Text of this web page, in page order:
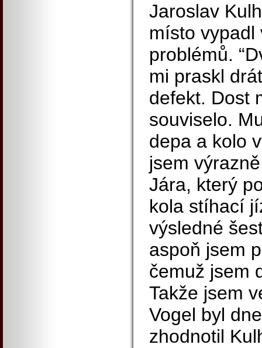
Jaroslav
místo vypadl
problémů.
mi praskl
defekt. Dost
souviselo.
depa a kolo
jsem
Jára, který
kola stíhací
výsledné
aspoň jsem
čemuž jsem
Takže jsem
Vogel byl
zhodnotil